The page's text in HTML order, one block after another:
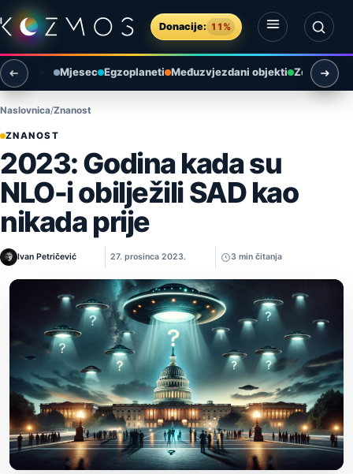
Preskoči na sadržaj
Donacije: 11%
Otvori izbornik
Otvori pretragu
Mjesec Egzoplaneti Međuzvjezdani objekti Zemlja i
Naslovnica Znanost
ZNANOST
2023: Godina kada su
NLO-i obilježili SAD kao
nikada prije
Ivan Petričević 27. prosinca 2023. 3 min čitanja